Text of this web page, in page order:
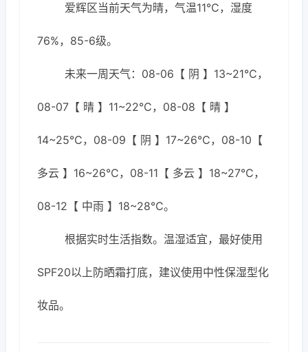
爱辉区当前天气为晴，气温11℃，湿度
76%，85-6级。
未来一周天气：08-06【 阴 】13~21℃，
08-07【 晴 】11~22℃，08-08【 晴 】
14~25℃，08-09【 阴 】17~26℃，08-10【
多云 】16~26℃，08-11【 多云 】18~27℃，
08-12【 中雨 】18~28℃。
根据实时生活指数。温湿适宜，最好使用
SPF20以上防晒霜打底，建议使用中性保湿型化
妆品。